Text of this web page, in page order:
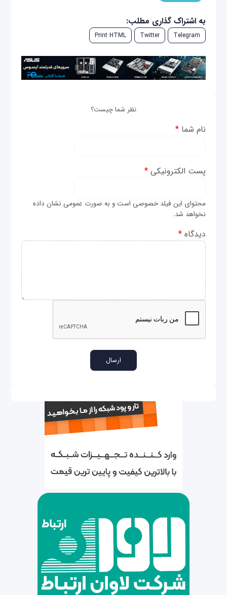
به اشتراک گذاری مطلب:
Telegram
Twitter
Print HTML
نظر شما چیست؟
نام شما*
پست الکترونیکی*
محتوای این فیلد خصوصی است و به صورت عمومی نشان داده
نخواهد شد.
دیدگاه*